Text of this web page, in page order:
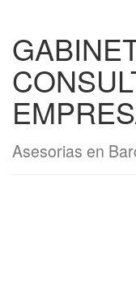
Asesorias en